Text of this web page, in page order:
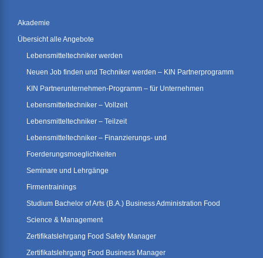
Akademie
Übersicht alle Angebote
Lebensmitteltechniker werden
Neuen Job finden und Techniker werden – KIN Partnerprogramm
KIN Partnerunternehmen-Programm – für Unternehmen
Lebensmitteltechniker – Vollzeit
Lebensmitteltechniker – Teilzeit
Lebensmitteltechniker – Finanzierungs- und
Foerderungsmoeglichkeiten
Seminare und Lehrgänge
Firmentrainings
Studium Bachelor of Arts (B.A.) Business Administration Food
Science & Management
Zertifikatslehrgang Food Safety Manager
Zertifikatslehrgang Food Business Manager